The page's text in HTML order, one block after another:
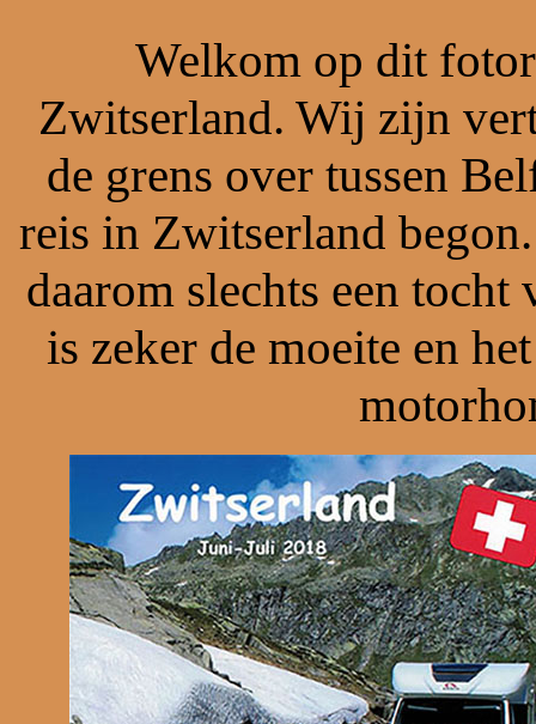
Welkom op dit
Zwitserland. Wij zijn
de grens over tussen
reis in Zwitserland
daarom slechts een
is zeker de moeite en